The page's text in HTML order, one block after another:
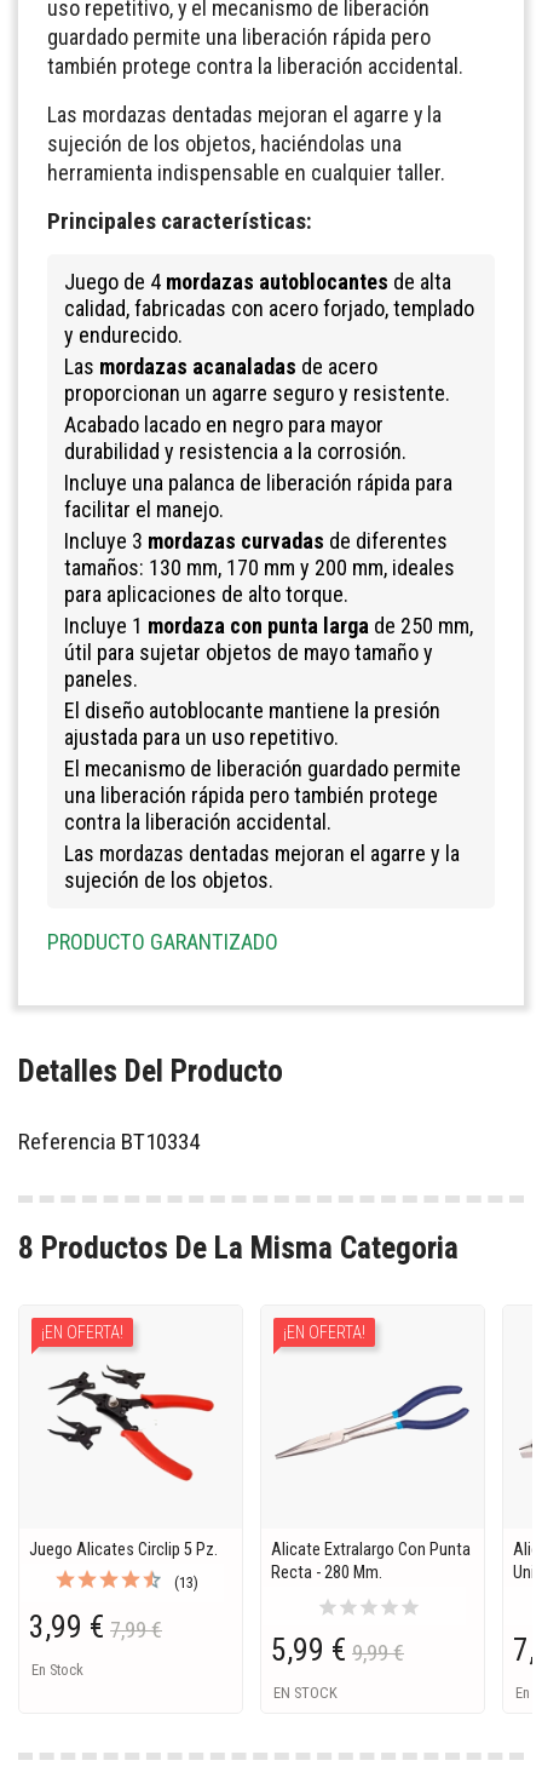
uso repetitivo, y el mecanismo de liberación
guardado permite una liberación rápida pero
también protege contra la liberación accidental.
Las mordazas dentadas mejoran el agarre y la
sujeción de los objetos, haciéndolas una
herramienta indispensable en cualquier taller.
Principales características:
Juego de 4 mordazas autoblocantes de alta
calidad, fabricadas con acero forjado, templado
y endurecido.
Las mordazas acanaladas de acero
proporcionan un agarre seguro y resistente.
Acabado lacado en negro para mayor
durabilidad y resistencia a la corrosión.
Incluye una palanca de liberación rápida para
facilitar el manejo.
Incluye 3 mordazas curvadas de diferentes
tamaños: 130 mm, 170 mm y 200 mm, ideales
para aplicaciones de alto torque.
Incluye 1 mordaza con punta larga de 250 mm,
útil para sujetar objetos de mayo tamaño y
paneles.
El diseño autoblocante mantiene la presión
ajustada para un uso repetitivo.
El mecanismo de liberación guardado permite
una liberación rápida pero también protege
contra la liberación accidental.
Las mordazas dentadas mejoran el agarre y la
sujeción de los objetos.
PRODUCTO GARANTIZADO
Detalles Del Producto
Referencia BT10334
8 Productos De La Misma Categoria
Juego Alicates Circlip 5 Pz.
(13)
3,99 € 7,99 €
En Stock
¡EN OFERTA!
Alicate Extralargo Con Punta
Recta - 280 Mm.
starstarstarstarstar
5,99 € 9,99 €
EN STOCK
¡EN OFERTA!
En